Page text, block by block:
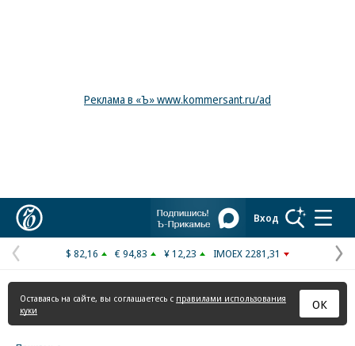
Реклама в «Ъ» www.kommersant.ru/ad
Вход
Предыдущая
страница
$ 82,16 € 94,83 ¥ 12,23 IMOEX 2281,31
Оставаясь на сайте, вы соглашаетесь с правилами использования
куки
ОК